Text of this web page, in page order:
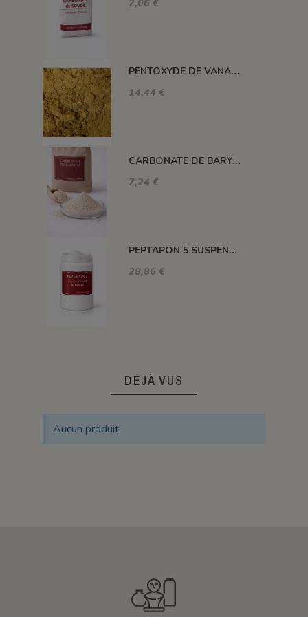
2,06 €
PENTOXYDE DE VANADIUM ANHYDRE
14,44 €
CARBONATE DE BARYUM
7,24 €
PEPTAPON 5 SUSPENSIF ÉMAIL AU TREMPÉ PEP5
28,86 €
DÉJÀ VUS
Aucun produit